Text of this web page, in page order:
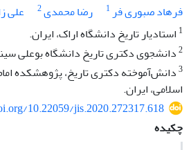
فرهاد صبوری فر1 رضا محمدی2 علی
1 استادیار تاریخ دانشگاه اراک، ایران.
2دانشجوی دکتری تاریخ دانشگاه بوعلی
3دانش‌آموخته دکتری تاریخ، پژوهشکده
اسلامی، ایران.
10.22059/jis.2020.272317.618
چکیده